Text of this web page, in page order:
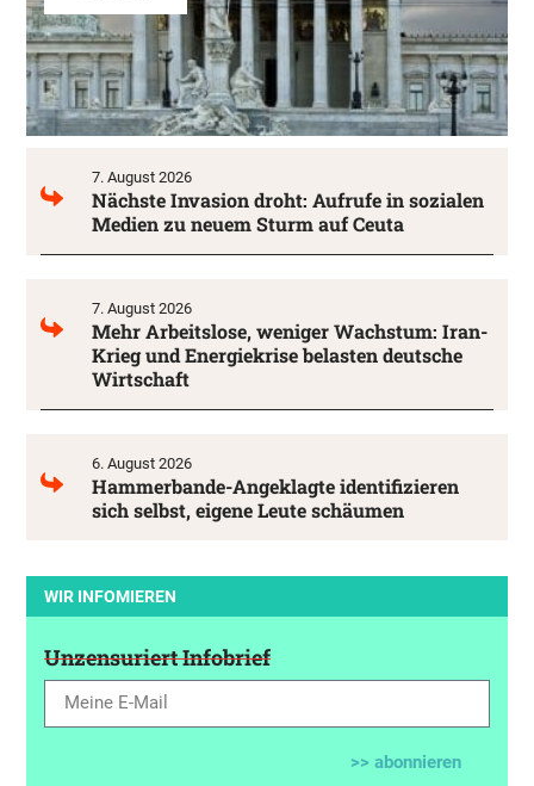
7. August 2026
Nächste Invasion droht: Aufrufe in sozialen
Medien zu neuem Sturm auf Ceuta
7. August 2026
Mehr Arbeitslose, weniger Wachstum: Iran-
Krieg und Energiekrise belasten deutsche
Wirtschaft
6. August 2026
Hammerbande-Angeklagte identifizieren
sich selbst, eigene Leute schäumen
WIR INFOMIEREN
Unzensuriert Infobrief
>> abonnieren